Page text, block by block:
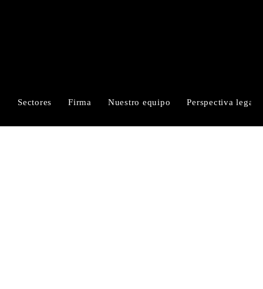
Sectores Firma Nuestro equipo Perspectiva legal